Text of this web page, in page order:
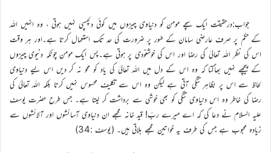
جواب:درحقیقت ایک سچے مومن کو دنیاوی چیزوں میں کوئی دلچسپی نہیں ہوتی ، وہ انہیں اللہ
کے حکم پر صرف عارضی سامان کے طور پر ضرورت کی حد تک استعمال کرتا ہے۔اور ہر وقت
اس کی نظر اللہ تعالیٰ کی رضا اور اس کی خوشنودی پر ہوتی ہے۔پس ایک مومن چونکہ دنیوی چیزوں
کے پیچھے نہیں بھاگتا کہ وہ اس کے دل میں اللہ تعالیٰ کی یاد کو محو نہ کر دیں اس لیے دنیاوی
لحاظ سے اس پر بظاہر تنگی آتی ہے لیکن وہ اس سے تکلیف محسوس نہیں کرتا بلکہ اللہ تعالیٰ کی
رضا کی خاطر وہ اس دنیاوی تنگی کو بھی خوشی سے برداشت کر لیتا ہے۔ جس طرح حضرت یوسف
علیہ السلام نے دعا کی کہ اے میرے ربّ! قید خانہ مجھے ان دنیاوی آسائشوں اور آلائشوں سے
زیادہ محبوب ہے جس کی طرف یہ خواتین مجھے بلاتی ہیں۔ (یوسف :34)